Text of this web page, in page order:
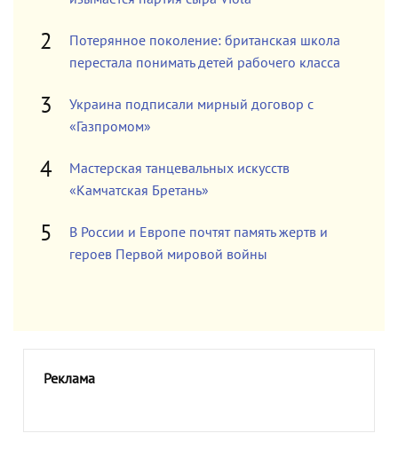
Потерянное поколение: британская школа
перестала понимать детей рабочего класса
Украина подписали мирный договор с
«Газпромом»
Мастерская танцевальных искусств
«Камчатская Бретань»
В России и Европе почтят память жертв и
героев Первой мировой войны
Реклама